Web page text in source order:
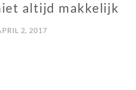
altijd makkelijk
2, 2017